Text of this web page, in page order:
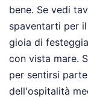
bene. Se vedi
spaventarti per
gioia di
con vista mare.
per sentirsi
dell'ospitalità